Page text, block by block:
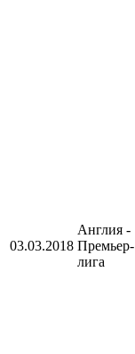
03.03.2018
Англия -
Премьер-
лига